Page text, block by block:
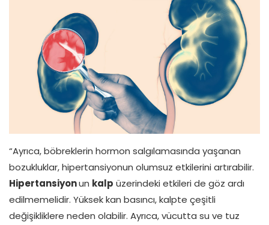
“Ayrıca, böbreklerin hormon salgılamasında yaşanan
bozukluklar, hipertansiyonun olumsuz etkilerini artırabilir.
Hipertansiyonun kalp üzerindeki etkileri de göz ardı
edilmemelidir. Yüksek kan basıncı, kalpte çeşitli
değişikliklere neden olabilir. Ayrıca, vücutta su ve tuz